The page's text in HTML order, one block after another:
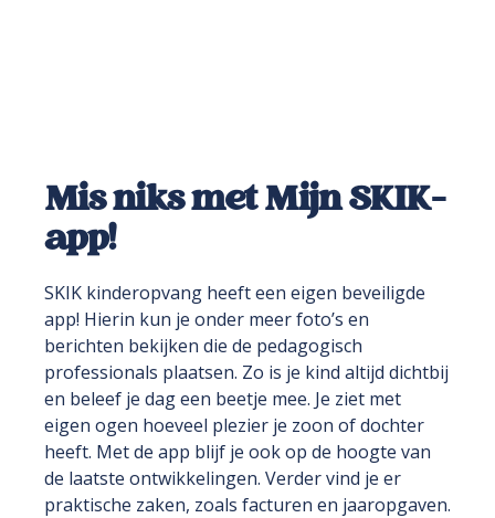
Mis niks met Mijn SKIK-
app!
SKIK kinderopvang heeft een eigen beveiligde
app! Hierin kun je onder meer foto’s en
berichten bekijken die de pedagogisch
professionals plaatsen. Zo is je kind altijd dichtbij
en beleef je dag een beetje mee. Je ziet met
eigen ogen hoeveel plezier je zoon of dochter
heeft. Met de app blijf je ook op de hoogte van
de laatste ontwikkelingen. Verder vind je er
praktische zaken, zoals facturen en jaaropgaven.